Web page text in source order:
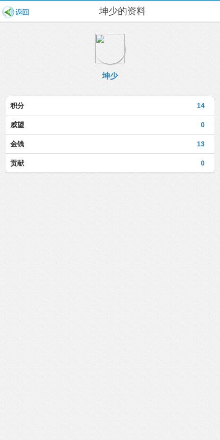
坤少的资料
坤少
14
积分
0
威望
13
金钱
0
贡献